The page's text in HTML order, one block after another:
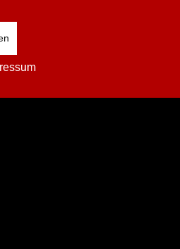
für ein Jahr
und weitere Informationen